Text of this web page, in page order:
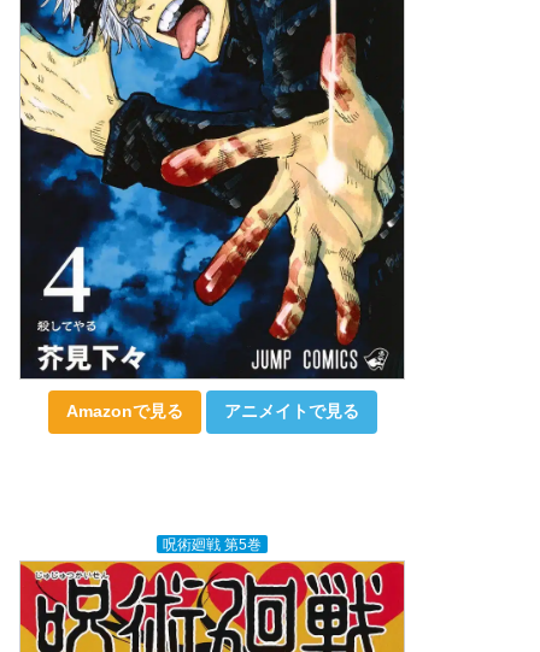
Amazonで見る アニメイトで見る
呪術廻戦 第5巻